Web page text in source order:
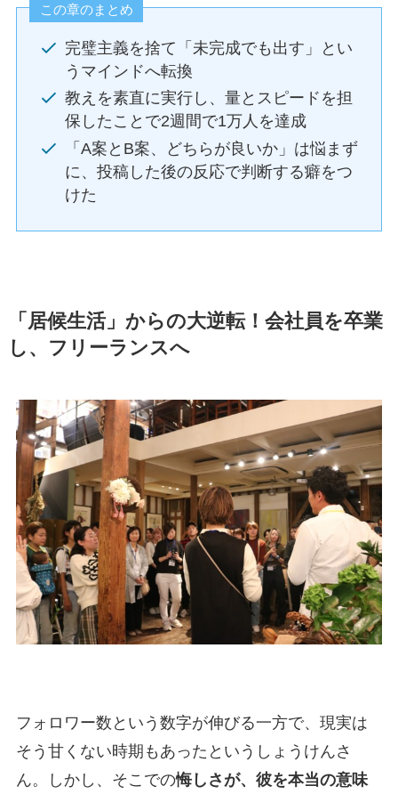
この章のまとめ
完璧主義を捨て「未完成でも出す」とい
うマインドへ転換
教えを素直に実行し、量とスピードを担
保したことで2週間で1万人を達成
「A案とB案、どちらが良いか」は悩まず
に、投稿した後の反応で判断する癖をつ
けた
「居候生活」からの大逆転！会社員を卒業
し、フリーランスへ
フォロワー数という数字が伸びる一方で、現実は
そう甘くない時期もあったというしょうけんさ
ん。しかし、そこでの悔しさが、彼を本当の意味